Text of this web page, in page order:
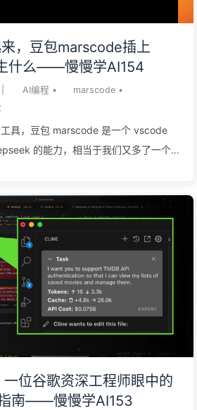
浓度问题的视频新建一个空白文件夹
统生成一段视频 1帮我用python做一
manim，大概1分钟，多用一...
，豆包marscode插上
什么——慢慢学AI154
AI编程 • marscode •
具，豆包 marscode 是一个 vscode
的能力，相当于我们又多了一个
download ，选择适合自己的版
，安装 marscode 插件并登录 安
成功以后，右侧会出现一个图标。 建立
件夹以后，”选择文件夹” 注册/登录
一个窗口，我们点击 “Open”选择自
开 选择 Deepseek R1 让它帮我们做一
它会给我们一个命令，需要我们先...
位谷歌资深工程师眼中的
南——慢慢学AI153